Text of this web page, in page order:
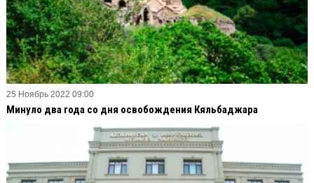
25 Ноябрь 2022 09:00
Минуло два года со дня освобождения Кяльбаджара